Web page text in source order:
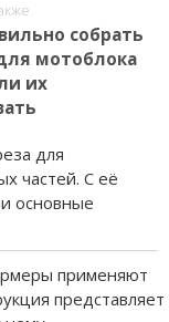
собрать
мотоблока
их
для
частей. С её
основные
применяют
представляет